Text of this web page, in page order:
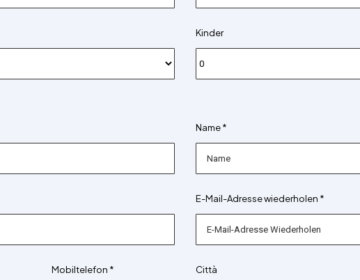
Kinder
Name *
E-Mail-Adresse wiederholen *
Mobiltelefon * Città